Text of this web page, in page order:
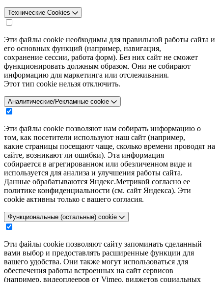
Технические Cookies
Эти файлы cookie необходимы для правильной работы сайта и
его основных функций (например, навигация,
сохранение сессии, работа форм). Без них сайт не сможет
функционировать должным образом. Они не собирают
информацию для маркетинга или отслеживания.
Этот тип cookie нельзя отключить.
Аналитические/Рекламные cookie
Эти файлы cookie позволяют нам собирать информацию о
том, как посетители используют наш сайт (например,
какие страницы посещают чаще, сколько времени проводят на
сайте, возникают ли ошибки). Эта информация
собирается в агрегированном или обезличенном виде и
используется для анализа и улучшения работы сайта.
Данные обрабатываются Яндекс.Метрикой согласно ее
политике конфиденциальности (см. сайт Яндекса). Эти
cookie активны только с вашего согласия.
Функциональные (остальные) cookie
Эти файлы cookie позволяют сайту запоминать сделанный
вами выбор и предоставлять расширенные функции для
вашего удобства. Они также могут использоваться для
обеспечения работы встроенных на сайт сервисов
(например, видеоплееров от Vimeo, виджетов социальных